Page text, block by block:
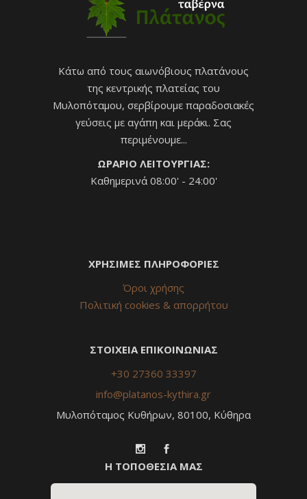
Κάτω από τους αιωνόβιους πλατάνους
της κεντρικής πλατείας του
Μυλοπόταμου, σερβίρουμε παραδοσιακές
γεύσεις με αγάπη και μεράκι. Σας
περιμένουμε...
ΩΡΑΡΙΟ ΛΕΙΤΟΥΡΓΙΑΣ:
Καθημερινά 08:00' - 24:00'
ΧΡΗΣΙΜΕΣ ΠΛΗΡΟΦΟΡΙΕΣ
Όροι χρήσης
Πολιτική cookies & απορρήτου
ΣΤΟΙΧΕΙΑ ΕΠΙΚΟΙΝΩΝΙΑΣ
+30 27360 33397
info@platanos-kythira.gr
Μυλοπόταμος Κυθήρων, 80100, Κύθηρα
Η ΤΟΠΟΘΕΣΙΑ ΜΑΣ